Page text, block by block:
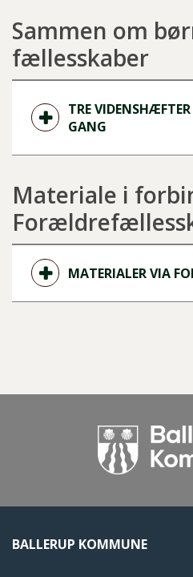
Sammen om
fællesskaber
TRE
GANG
Materiale i
MATERIALER VIA
BALLERUP KOMMUNE